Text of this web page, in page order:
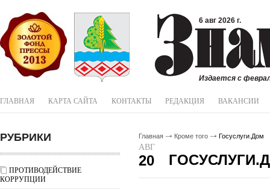
6 авг 2026 г.
Издается с
ГЛАВНАЯ КАРТА САЙТА КОНТАКТЫ РЕДАКЦИЯ ВАКАНСИИ
РУБРИКИ
ПРОТИВОДЕЙСТВИЕ
КОРРУПЦИИ
Главная Кроме того Госуслуги.Дом
АВГ
20